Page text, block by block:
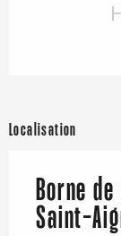
Localisation
Borne
Saint-